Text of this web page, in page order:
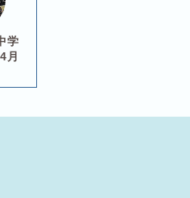
学
月